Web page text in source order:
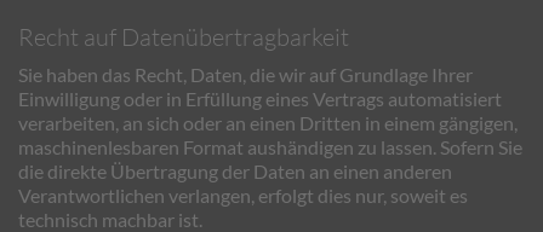
Recht auf Daten­übertrag­barkeit
Sie haben das Recht, Daten, die wir auf Grundlage Ihrer
Einwilligung oder in Erfüllung eines Vertrags automatisiert
verarbeiten, an sich oder an einen Dritten in einem gängigen,
maschinenlesbaren Format aushändigen zu lassen. Sofern Sie
die direkte Übertragung der Daten an einen anderen
Verantwortlichen verlangen, erfolgt dies nur, soweit es
technisch machbar ist.